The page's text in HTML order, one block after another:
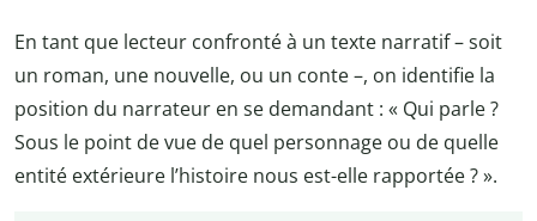
En tant que lecteur confronté à un texte narratif – soit
un roman, une nouvelle, ou un conte –, on identifie la
position du narrateur en se demandant : « Qui parle ?
Sous le point de vue de quel personnage ou de quelle
entité extérieure l’histoire nous est-elle rapportée ? ».